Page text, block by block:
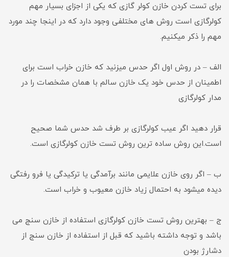
برای تست کردن خازن کولر گازی که یکی از اجزای بسیار مهم
کولرگازی است روش های مختلفی وجود دارد که در اینجا چند مورد
مهم را ذکر میکنیم.
الف – در روش اول اگر حدس میزنید که خازن خراب است برای
اطمینان از حدس خود یک خازن سالم با همان مشخصات را در
مدار کولرگازی
قرار دهید اگر عیب کولرگازی بر طرف شد حدس شما صحیح
است.این روش ساده ترین روش تست خازن کولرگازی است.
ب – اگر روی خازن علایمی مانند برآمدگی یا ترکیدگی یا فرو رفتگی
دیده میشود به احتمال زیاد خازن معیوب و خراب است.
ج – بهترین روش تست خازن کولرگازی استفاده از خازن سنج می
باشد و توجه داشته باشید که قبل از استفاده از خازن سنج از
دشارژ بودن